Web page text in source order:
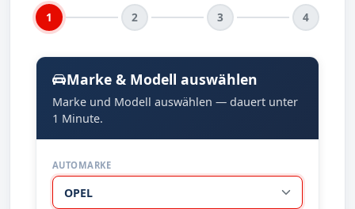
1 2 3 4
Marke & Modell auswählen
Marke und Modell auswählen — dauert unter
1 Minute.
AUTOMARKE